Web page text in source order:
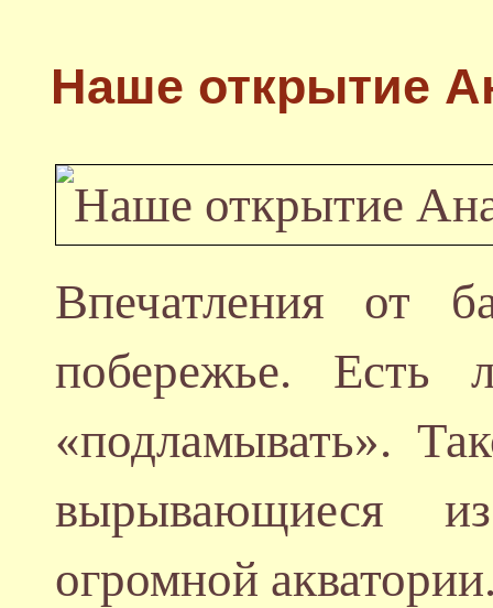
Наше открытие
Впечатления от
побережье. Есть
«подламывать».
вырывающиеся
огромной